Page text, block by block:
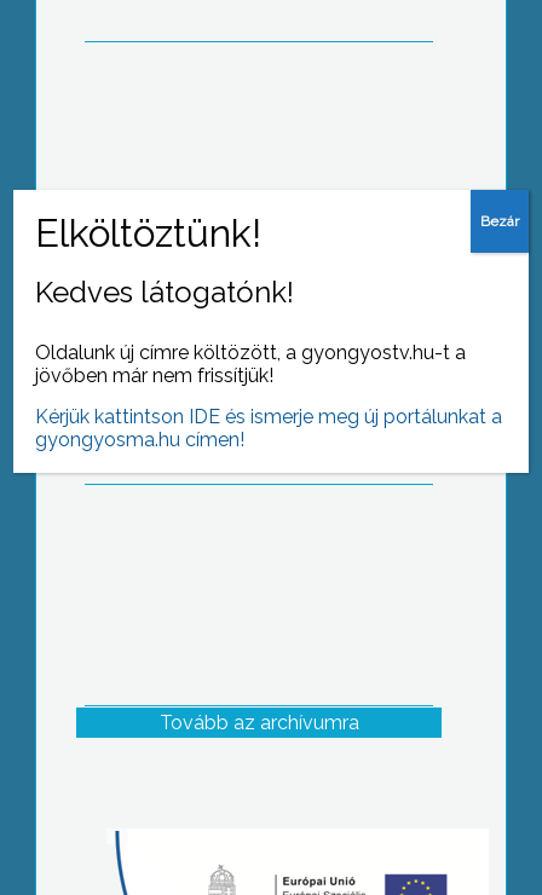
Elfogadták Gyöngyös város 2008-as
költségvetését
Tovább az archívumra
Kedves látogatónk!
Oldalunk új címre költözött, a gyongyostv.hu-t a
jövőben már nem frissítjük!
Kérjük kattintson IDE és ismerje meg új portálunkat a
gyongyosma.hu címen!